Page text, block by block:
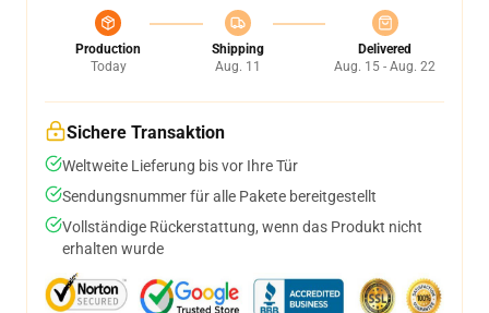
Production
Today
Shipping
Aug. 11
Delivered
Aug. 15 - Aug. 22
Sichere Transaktion
Weltweite Lieferung bis vor Ihre Tür
Sendungsnummer für alle Pakete bereitgestellt
Vollständige Rückerstattung, wenn das Produkt nicht
erhalten wurde